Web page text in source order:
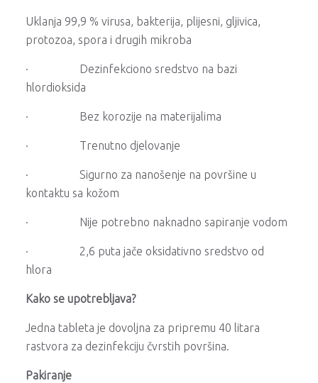
Uklanja 99,9 % virusa, bakterija, plijesni, gljivica,
protozoa, spora i drugih mikroba
· Dezinfekciono sredstvo na bazi
hlordioksida
· Bez korozije na materijalima
· Trenutno djelovanje
· Sigurno za nanošenje na površine u
kontaktu sa kožom
· Nije potrebno naknadno sapiranje vodom
· 2,6 puta jače oksidativno sredstvo od
hlora
Kako se upotrebljava?
Jedna tableta je dovoljna za pripremu 40 litara
rastvora za dezinfekciju čvrstih površina.
Pakiranje